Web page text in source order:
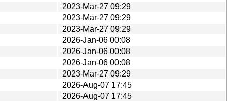
2023-Mar-27 09:29
2023-Mar-27 09:29
2023-Mar-27 09:29
2026-Jan-06 00:08
2026-Jan-06 00:08
2026-Jan-06 00:08
2023-Mar-27 09:29
2026-Aug-07 17:45
2026-Aug-07 17:45